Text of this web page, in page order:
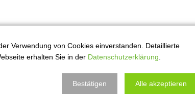
Verwendung von Cookies einverstanden. Detaillierte
erhalten Sie in der Datenschutzerklärung
Bestätigen Alle akzeptieren